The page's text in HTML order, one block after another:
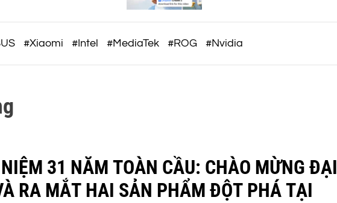
c
o
m
VIỆT NAM
ngữ cảnh để tối ưu hóa quy
trình làm việc AI
#Xiaomi #Intel #MediaTek #ROG #Nvidia
31 NĂM TOÀN CẦU: CHÀO MỪNG ĐẠI
RA MẮT HAI SẢN PHẨM ĐỘT PHÁ TẠI